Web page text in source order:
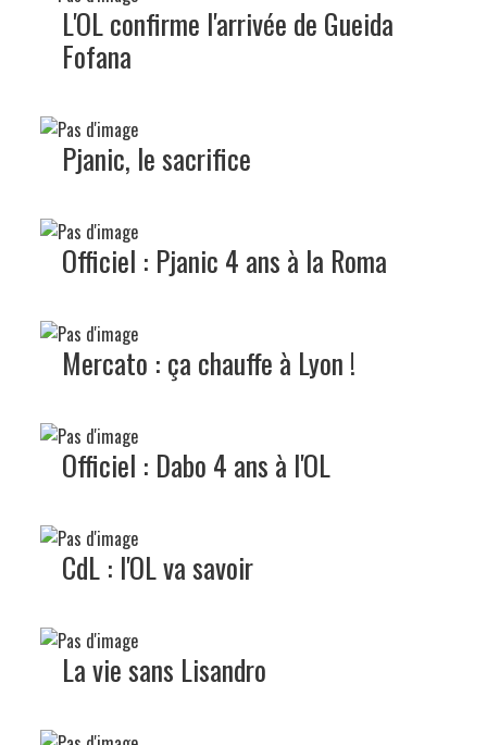
L'OL confirme l'arrivée de Gueida
Fofana
Pjanic, le sacrifice
Officiel : Pjanic 4 ans à la Roma
Mercato : ça chauffe à Lyon !
Officiel : Dabo 4 ans à l'OL
CdL : l'OL va savoir
La vie sans Lisandro